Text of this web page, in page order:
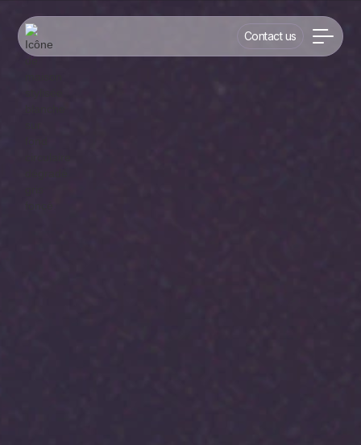
Contact us